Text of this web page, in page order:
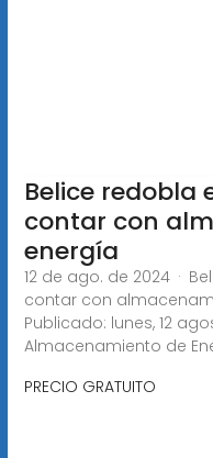
Belice redobla
contar con
energía
12 de ago. de 2024 ·
contar con
Publicado: lunes, 12
Almacenamiento de
PRECIO GRATUITO